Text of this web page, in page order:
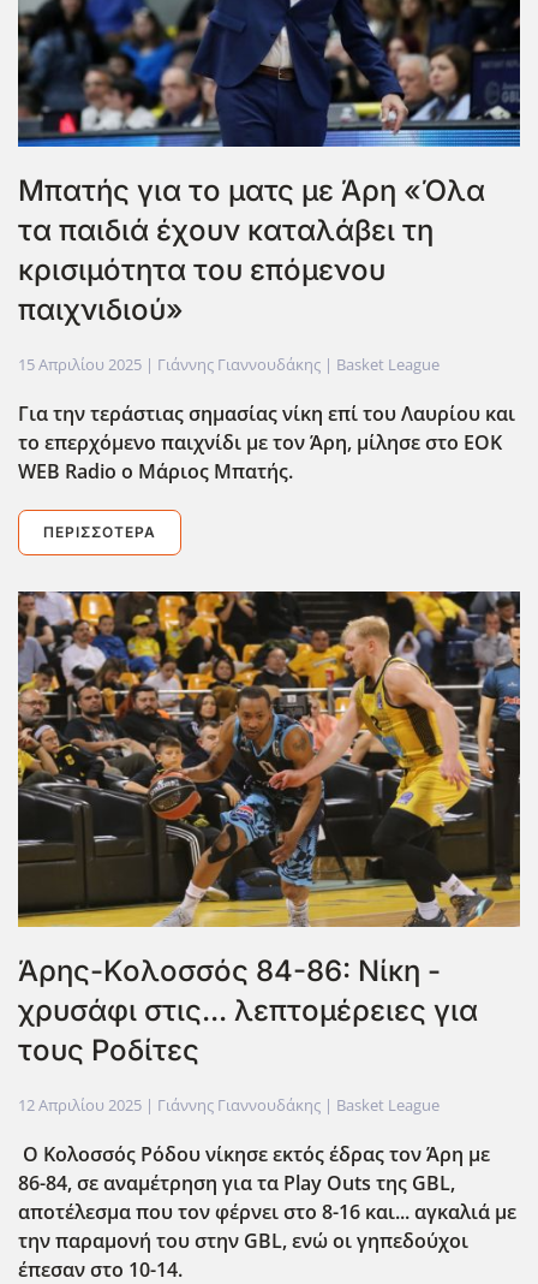
Μπατής για το ματς με Άρη «Όλα
τα παιδιά έχουν καταλάβει τη
κρισιμότητα του επόμενου
παιχνιδιού»
15 Απριλίου 2025 | Γιάννης Γιαννουδάκης | Basket League
Για την τεράστιας σημασίας νίκη επί του Λαυρίου και
το επερχόμενο παιχνίδι με τον Άρη, μίλησε στο EOK
WEB Radio ο Μάριος Μπατής.
ΠΕΡΙΣΣΌΤΕΡΑ
Άρης-Κολοσσός 84-86: Νίκη -
χρυσάφι στις... λεπτομέρειες για
τους Ροδίτες
12 Απριλίου 2025 | Γιάννης Γιαννουδάκης | Basket League
Ο Κολοσσός Ρόδου νίκησε εκτός έδρας τον Άρη με
86-84, σε αναμέτρηση για τα Play Outs της GBL,
αποτέλεσμα που τον φέρνει στο 8-16 και... αγκαλιά με
την παραμονή του στην GBL, ενώ οι γηπεδούχοι
έπεσαν στο 10-14.